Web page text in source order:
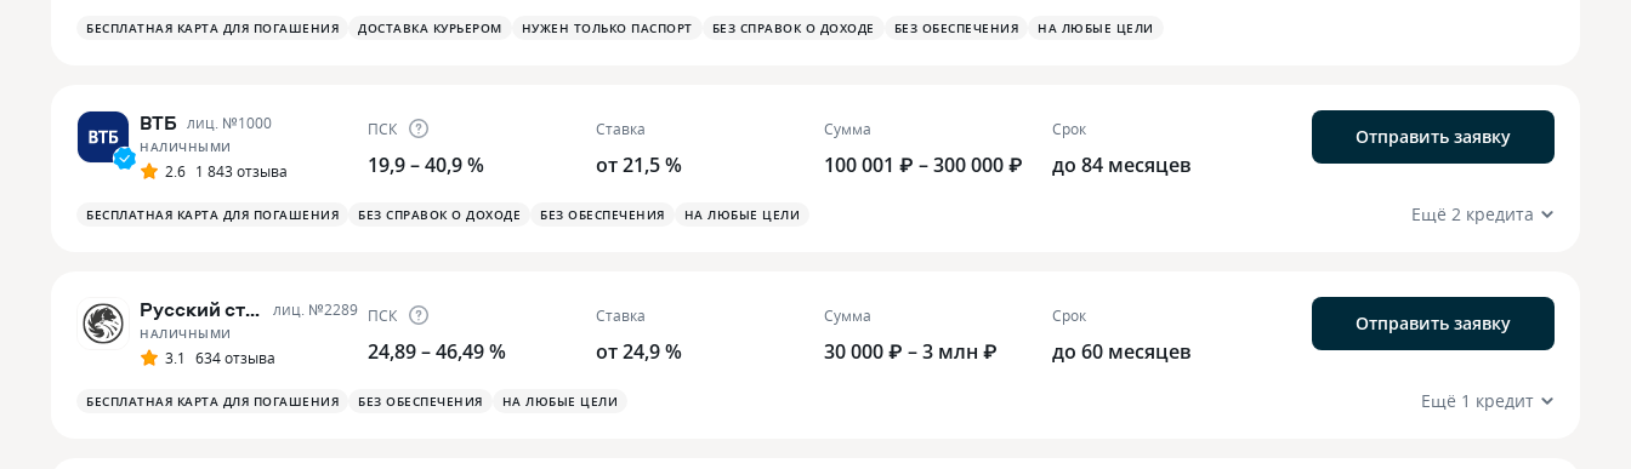
БЕСПЛАТНАЯ КАРТА ДЛЯ ПОГАШЕНИЯ ДОСТАВКА КУРЬЕРОМ НУЖЕН ТОЛЬКО ПАСПОРТ БЕЗ СПРАВОК О ДОХОДЕ БЕЗ ОБЕСПЕЧЕНИЯ НА ЛЮБЫЕ ЦЕЛИ
ВТБ лиц. №1000
НАЛИЧНЫМИ
2.6 1 843 отзыва
ПСК
19,9 – 40,9 %
Ставка
от 21,5 %
Сумма
100 001 ₽ – 300 000 ₽
Срок
до 84 месяцев
Отправить заявку
БЕСПЛАТНАЯ КАРТА ДЛЯ ПОГАШЕНИЯ БЕЗ СПРАВОК О ДОХОДЕ БЕЗ ОБЕСПЕЧЕНИЯ НА ЛЮБЫЕ ЦЕЛИ Ещё 2 кредита
Русский стандарт лиц. №2289
НАЛИЧНЫМИ
3.1 634 отзыва
ПСК
24,89 – 46,49 %
Ставка
от 24,9 %
Сумма
30 000 ₽ – 3 млн ₽
Срок
до 60 месяцев
Отправить заявку
БЕСПЛАТНАЯ КАРТА ДЛЯ ПОГАШЕНИЯ БЕЗ ОБЕСПЕЧЕНИЯ НА ЛЮБЫЕ ЦЕЛИ Ещё 1 кредит